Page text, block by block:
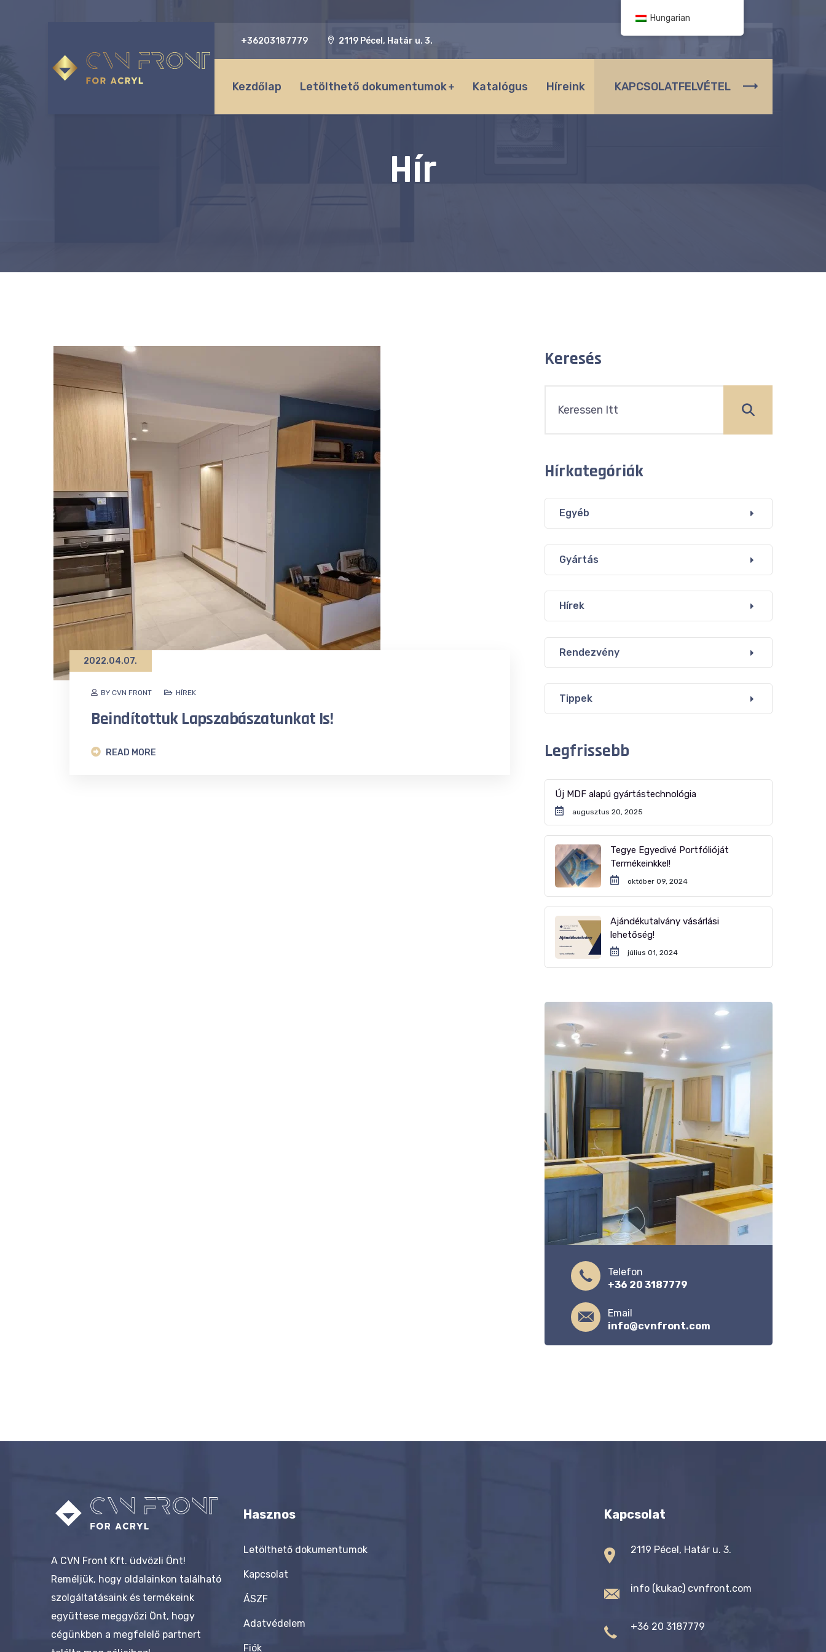
+36203187779 2119 Pécel, Határ u. 3.
Kezdőlap Letölthető dokumentumok Katalógus Híreink KAPCSOLATFELVÉTEL
Hír
BY CVN FRONT
2022.04.07.
HÍREK
Beindítottuk Lapszabászatunkat Is!
READ MORE
Keresés
Hírkategóriák
Egyéb
Gyártás
Hírek
Rendezvény
Tippek
Legfrissebb
Új MDF alapú gyártástechnológia
augusztus 20, 2025
Tegye Egyedivé Portfólióját
Termékeinkkel!
október 09, 2024
Ajándékutalvány vásárlási
lehetőség!
július 01, 2024
Telefon
+36 20 3187779
Email
info@cvnfront.com
A CVN Front Kft. üdvözli Önt!
Reméljük, hogy oldalainkon található
szolgáltatásaink és termékeink
együttese meggyőzi Önt, hogy
cégünkben a megfelelő partnert
Hasznos
Letölthető dokumentumok
Kapcsolat
ÁSZF
Adatvédelem
Fiók
Kapcsolat
2119 Pécel, Határ u. 3.
info (kukac) cvnfront.com
+36 20 3187779
Hungarian